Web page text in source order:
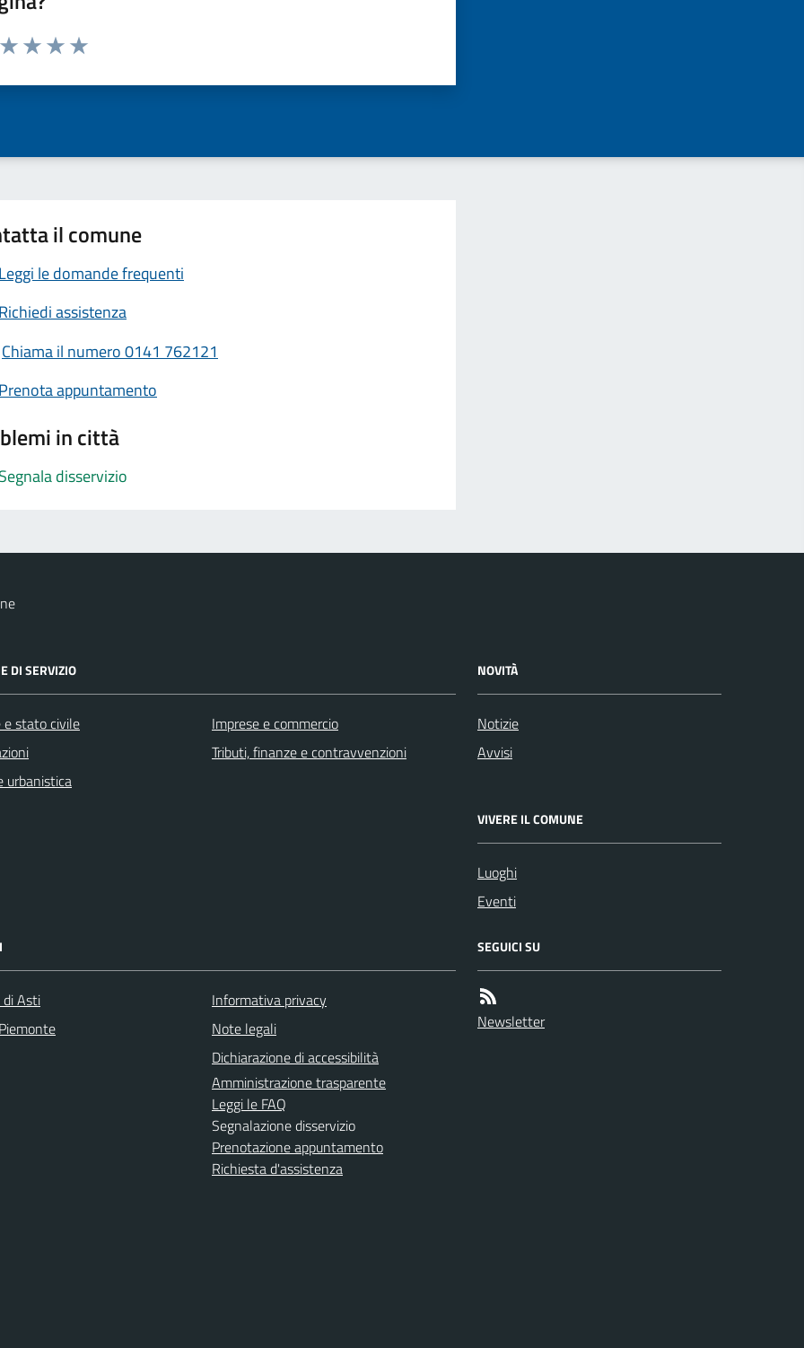
da 1 a 5 stelle la pagina
il comune
Leggi le domande frequenti
Richiedi assistenza
Chiama il numero 0141 762121
Prenota appuntamento
in città
Segnala disservizio
DI SERVIZIO
e stato civile
urbanistica
Imprese e commercio
Tributi, finanze e contravvenzioni
NOVITÀ
Notizie
Avvisi
VIVERE IL COMUNE
Luoghi
Eventi
di Asti
Informativa privacy
Note legali
Dichiarazione di accessibilità
Amministrazione trasparente
Leggi le FAQ
Segnalazione disservizio
Prenotazione appuntamento
Richiesta d'assistenza
SEGUICI SU
Newsletter